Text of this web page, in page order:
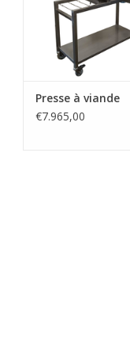
Presse à viande
€7.965,00